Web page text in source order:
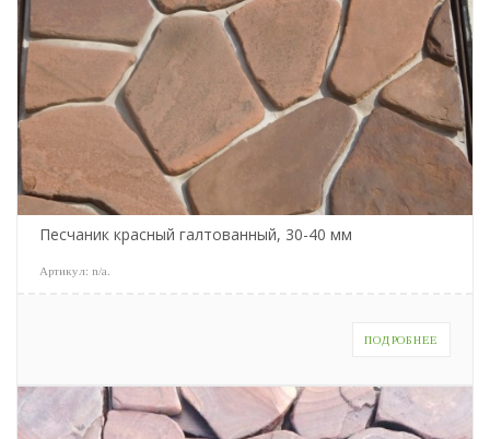
Песчаник красный галтованный, 30-40 мм
Артикул: n/a
ПОДРОБНЕЕ